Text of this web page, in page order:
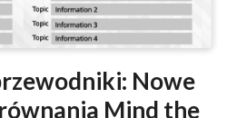
Nowe
Mind the